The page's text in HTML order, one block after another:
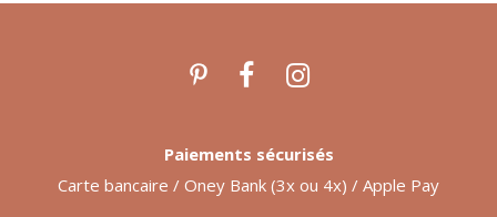
Paiements sécurisés
Carte bancaire / Oney Bank (3x ou 4x) / Apple Pay